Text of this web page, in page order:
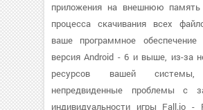
приложения на внешнюю память
процесса скачивания всех
ваше программное
версия Android - 6 и выше, из-за
ресурсов вашей
непредвиденные проблемы с
индивидуальности игры Fall.io -